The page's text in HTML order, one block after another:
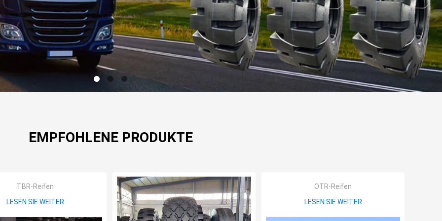
EMPFOHLENE PRODUKTE
TBR-Reifen
LESEN SIE WEITER
OTR-Reifen
LESEN SIE WEITER